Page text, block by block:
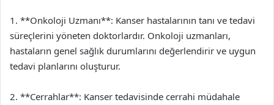
1. **Onkoloji Uzmanı**: Kanser hastalarının tanı ve tedavi
süreçlerini yöneten doktorlardır. Onkoloji uzmanları,
hastaların genel sağlık durumlarını değerlendirir ve uygun
tedavi planlarını oluşturur.
2. **Cerrahlar**: Kanser tedavisinde cerrahi müdahale